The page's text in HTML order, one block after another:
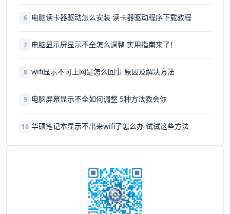
6 电脑读卡器驱动怎么安装 读卡器驱动程序下载教程
7 电脑显示屏显示不全怎么调整 实用指南来了！
8 wifi显示不可上网是怎么回事 原因及解决方法
9 电脑屏幕显示不全如何调整 5种方法教会你
10 华硕笔记本显示不出来wifi了怎么办 试试这些方法